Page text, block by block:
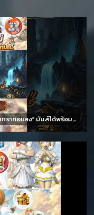
[Real Yulgang Classic] ใหม่เซิร์ฟ8 “จันทราทอแสง” มันส์ได้พร้อมกัน 11 สิงหาคม นี้!!